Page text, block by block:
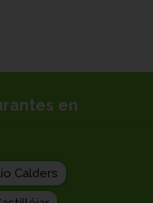
en
Calders